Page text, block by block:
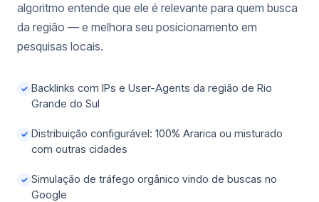
algoritmo entende que ele é relevante para quem busca
da região — e melhora seu posicionamento em
pesquisas locais.
✓ Backlinks com IPs e User-Agents da região de Rio
Grande do Sul
✓ Distribuição configurável: 100% Ararica ou misturado
com outras cidades
✓ Simulação de tráfego orgânico vindo de buscas no
Google